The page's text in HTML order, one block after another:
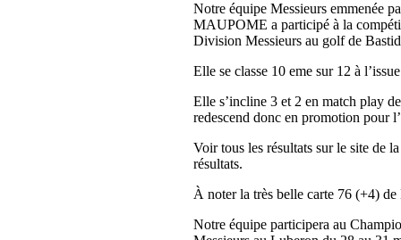
Notre équipe Messieurs emmenée
MAUPOME a participé à la
Division Messieurs au golf de
Elle se classe 10 eme sur 12 à
Elle s’incline 3 et 2 en match play
redescend donc en promotion pour
Voir tous les résultats sur le site de
résultats.
À noter la très belle carte 76 (+4)
Notre équipe participera au